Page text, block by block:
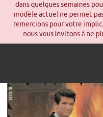
dans quelques semaines
modèle actuel ne permet
remercions pour votre
nous vous invitons à ne